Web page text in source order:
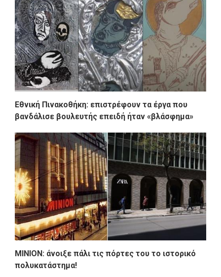
Εθνική Πινακοθήκη: επιστρέφουν τα έργα που
βανδάλισε βουλευτής επειδή ήταν «βλάσφημα»
ΜΙΝΙΟΝ: άνοιξε πάλι τις πόρτες του το ιστορικό
πολυκατάστημα!